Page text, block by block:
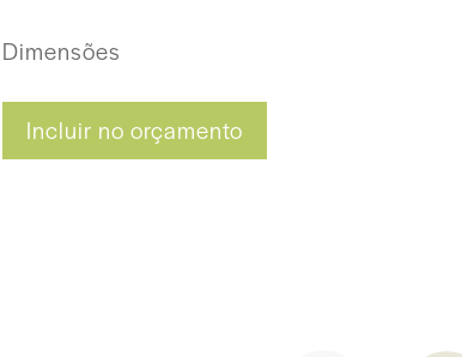
Dimensões
Incluir no orçamento